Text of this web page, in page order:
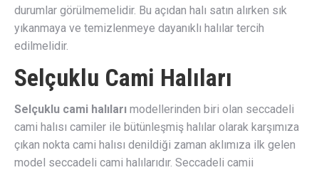
durumlar görülmemelidir. Bu açıdan halı satın alırken sık
yıkanmaya ve temizlenmeye dayanıklı halılar tercih
edilmelidir.
Selçuklu Cami Halıları
Selçuklu cami halıları modellerinden biri olan seccadeli
cami halısı camiler ile bütünleşmiş halılar olarak karşımıza
çıkan nokta cami halısı denildiği zaman aklımıza ilk gelen
model seccadeli cami halılarıdır. Seccadeli camii